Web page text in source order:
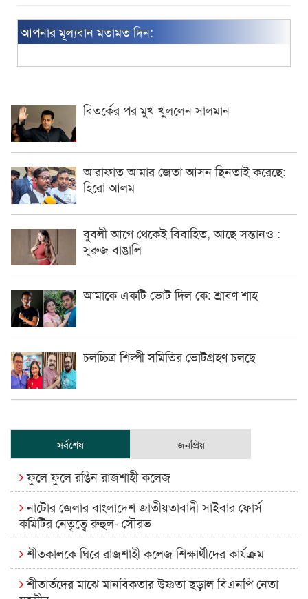
আপনার মূল্যবান মতামত দিন:
বিতর্কের পর মুখ খুললেন সালমান
আরাফাত আমার জেতা আসন ছিনতাই করেছে:
হিরো আলম
বুবলী আগে থেকেই বিবাহিত, আছে সন্তানও :
সুরুজ বাঙালি
আমাকে একটি ভোট দিল কে: শ্রাবণ শাহ
চলচ্চিত্র শিল্পী সমিতির ভোটগ্রহণ চলছে
সর্বশেষ জনপ্রিয়
ফুলে ফুলে রঙিন রাজশাহী কলেজ
নাটোর জেলার বাংলাদেশ জাতীয়তাবাদী সাইবার ফোর্স
কমিটির নেতৃত্বে রুহুল- সৌরভ
শীতকালকে ঘিরে রাজশাহী কলেজ শিক্ষার্থীদের কার্যক্রম
শীতার্তদের মাঝে মানবিকতার উষ্ণতা ছড়াল বিএনপি নেতা